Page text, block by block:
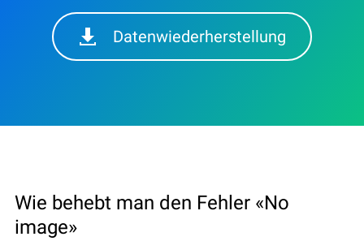
Datenwiederherstellung
Wie behebt man den Fehler «No
image»